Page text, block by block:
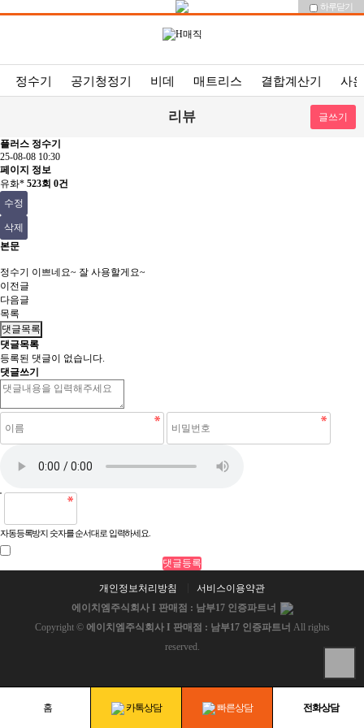
하루닫기
정수기 공기청정기 비데 매트리스 결합계산기 사
리뷰 글쓰기
플러스 정수기
25-08-08 10:30
페이지 정보
유화* 523회 0건
수정
삭제
본문
정수기 이쁘네요~ 잘 사용할게요~
이전글
다음글
목록
댓글목록
댓글목록
등록된 댓글이 없습니다.
댓글쓰기
자동등록방지 숫자를 순서대로 입력하세요.
홈 카톡상담 빠른상담 전화상담
개인정보처리방침
서비스이용약관
에이치엠주식회사 I 판매점 : 남부17 인증파트너
Copyright © 에이치엠주식회사 I 판매점 : 남부17 인증파트너 All rights
reserved.